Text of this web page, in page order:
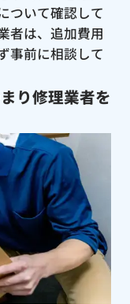
ついて確認して
者は、追加費用
事前に相談して
り修理業者を